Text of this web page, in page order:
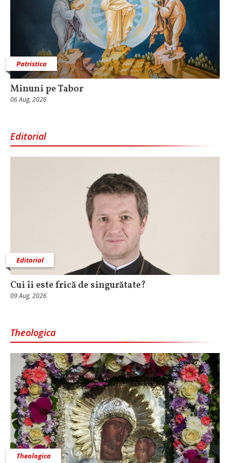
Patristica
Minuni pe Tabor
06 Aug, 2026
Editorial
Editorial
Cui îi este frică de singurătate?
09 Aug, 2026
Theologica
Theologica